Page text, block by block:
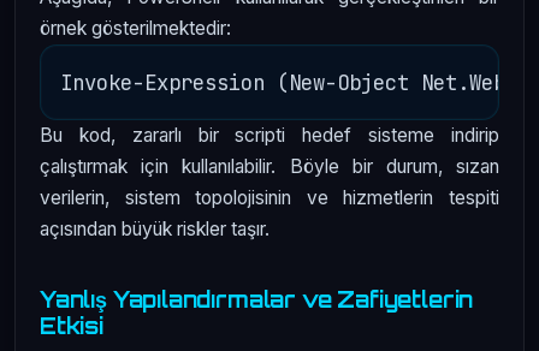
örnek gösterilmektedir:
Bu kod, zararlı bir scripti hedef sisteme indirip
çalıştırmak için kullanılabilir. Böyle bir durum, sızan
verilerin, sistem topolojisinin ve hizmetlerin tespiti
açısından büyük riskler taşır.
Yanlış Yapılandırmalar ve Zafiyetlerin
Etkisi